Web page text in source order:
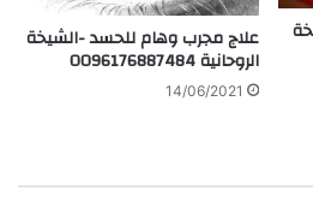
علاج مجرب وهام للحسد -الشيخة
الروحانية 0096176887484
14/06/2021